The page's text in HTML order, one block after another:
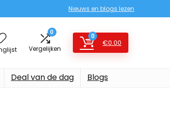
Nieuws en blogs lezen
0
Vergelijken
0
€0.00
Deal van de dag Blogs